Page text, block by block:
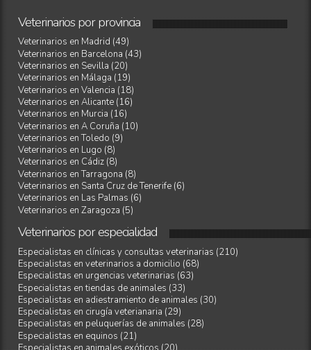
Veterinariosporprovincia
Veterinarios en Madrid (49)
Veterinarios en Barcelona (43)
Veterinarios en Sevilla (20)
Veterinarios en Málaga (19)
Veterinarios en Valencia (18)
Veterinarios en Alicante (16)
Veterinarios en Murcia (16)
Veterinarios en A Coruña (10)
Veterinarios en Toledo (9)
Veterinarios en Lugo (8)
Veterinarios en Cádiz (8)
Veterinarios en Tarragona (8)
Veterinarios en Santa Cruz de Tenerife (6)
Veterinarios en Las Palmas (6)
Veterinarios en Zaragoza (5)
Veterinariosporespecialidad
Especialistas en clínicas y consultas veterinarias (210)
Especialistas en veterinarios a domicilio (68)
Especialistas en urgencias veterinarias (63)
Especialistas en tiendas de animales (33)
Especialistas en adiestramiento de animales (30)
Especialistas en cirugía veterianaria (29)
Especialistas en peluquerías de animales (28)
Especialistas en equinos (21)